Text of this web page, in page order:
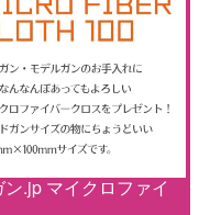
.jp マイクロファイ